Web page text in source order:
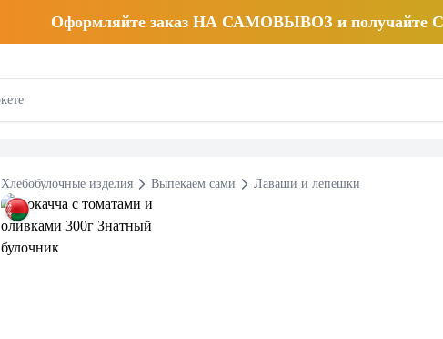
Оформляйте заказ НА САМОВЫВОЗ и получайте
Хлебобулочные изделия Выпекаем сами Лаваши и лепешки